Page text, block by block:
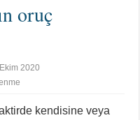
oruç
2020
kendisine veya